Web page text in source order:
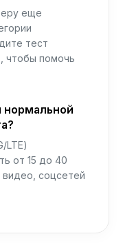
еще
тест
чтобы помочь
нормальной
LTE)
от 15 до 40
соцсетей